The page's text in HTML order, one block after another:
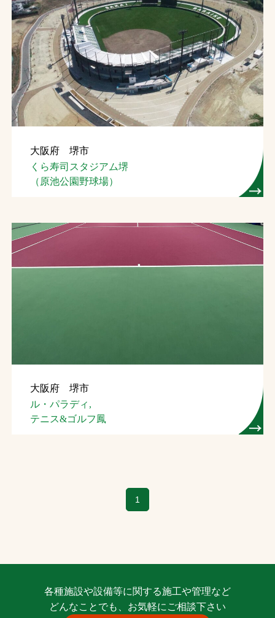
大阪府 堺市
くら寿司スタジアム堺
（原池公園野球場）
大阪府 堺市
ル・パラディ,
テニス&ゴルフ鳳
1
各種施設や設備等に関する施工や管理など
どんなことでも、お気軽にご相談下さい